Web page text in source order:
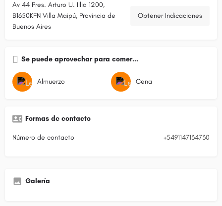
Av 44 Pres. Arturo U. Illia 1200,
B1650KFN Villa Maipú, Provincia de
Buenos Aires
Obtener Indicaciones
Se puede aprovechar para comer...
Almuerzo Cena
Formas de contacto
Número de contacto +5491147134730
Galería